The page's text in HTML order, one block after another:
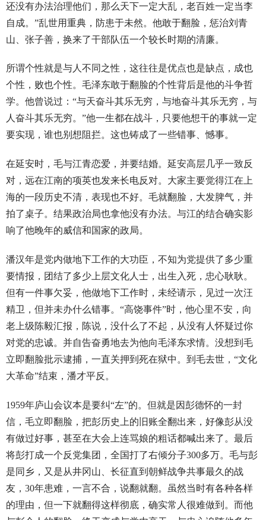
还没有办法治理他们，那么天下一定大乱，老百姓一定当李
自成。”乱世用重典，防患于未然。他敢于翻脸，惩治刘青
山、张子善，换来了干部队伍一个较长时期的清廉。
所谓个性就是与人不同之性，这往往是优点也是缺点，成也
个性，败也个性。毛泽东敢于翻脸的个性背后是他的斗争哲
学。他曾说过：“与天奋斗其乐无穷，与地奋斗其乐无穷，与
人奋斗其乐无穷。”他一生都在战斗，只要他想干的事就一定
要实现，谁也别想阻拦。这也铸成了一些错事、憾事。
在延安时，毛与江青恋爱，并要结婚。延安高层几乎一致反
对，远在江南的项英也发来长电反对。大家主要觉得江在上
海的一段历史不清，表现也不好。毛就翻脸，大发脾气，并
拍了桌子。结果政治局也拿他没有办法。与江的结合确实影
响了他晚年的威信和国家的政局。
潘汉年是党内做地下工作的大功臣，不知为党提供了多少重
要情报，团结了多少上层文化人士，出生入死，忠心耿耿。
但有一件事欠妥，他做地下工作时，未经请示，见过一次汪
精卫，但并未办什么错事。“高饶事件”时，他心里不安，向
老上级陈毅汇报，陈说，没什么了不起，从没有人怀疑过你
对党的忠诚。并自告奋勇地去为他向毛泽东求情。没想到毛
立即翻脸批示逮捕，一直关押到死在狱中。到毛去世，“文化
大革命”结束，潘才平反。
1959年庐山会议本是要纠“左”的。但就是因彭德怀的一封
信，毛立即翻脸，把彭历史上的旧账全翻出来，好像彭从没
有做过好事，甚至在大会上连骂娘的粗话都喊出来了。最后
将彭打成一个反党集团，全国打了右倾分子300多万。毛与彭
是同乡，又是从井冈山、长征直到朝鲜战争共事最久的战
友，30年患难，一言不合，说翻就翻。虽然当时有各种各样
的理由，但一下就翻得这样彻底，确实常人很难做到。而他